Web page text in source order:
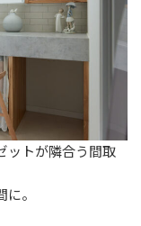
ットが隣合う間取
。